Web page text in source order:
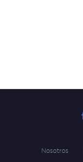
Nosotros